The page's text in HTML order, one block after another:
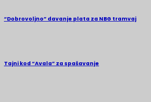
“Dobrovoljno” davanje plata za NBG tramvaj
Tajni kod “Avala” za spašavanje